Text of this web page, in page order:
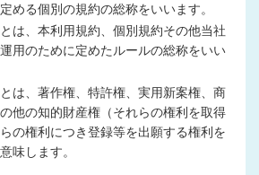
める個別の規約の総称をいいます。
とは、本利用規約、個別規約その他当社
用のために定めたルールの総称をいい
とは、著作権、特許権、実用新案権、商
他の知的財産権（それらの権利を取得
の権利につき登録等を出願する権利を
味します。